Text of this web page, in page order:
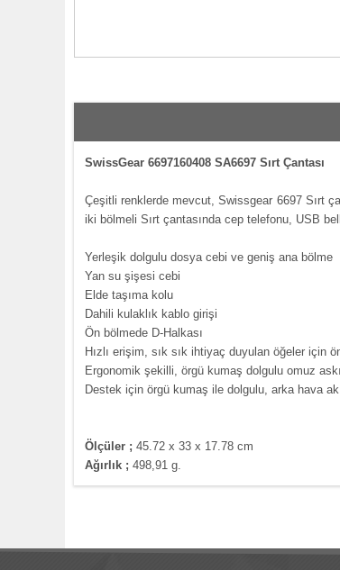
SwissGear 6697160408 SA6697 Sırt Çantası
Çeşitli renklerde mevcut, Swissgear 6697 Sırt
iki bölmeli Sırt çantasında cep telefonu, USB
Yerleşik dolgulu dosya cebi ve geniş ana bölme
Yan su şişesi cebi
Elde taşıma kolu
Dahili kulaklık kablo girişi
Ön bölmede D-Halkası
Hızlı erişim, sık sık ihtiyaç duyulan öğeler için
Ergonomik şekilli, örgü kumaş dolgulu omuz
Destek için örgü kumaş ile dolgulu, arka hava
Ölçüler ; 45.72 x 33 x 17.78 cm
Ağırlık ; 498,91 g.